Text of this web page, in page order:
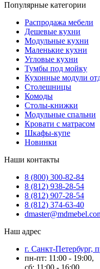
Популярные категории
Распродажа мебели
Дешевые кухни
Модульные кухни
Маленькие кухни
Угловые кухни
Тумбы под мойку
Кухонные модули
Столешницы
Комоды
Столы-книжки
Модульные спальни
Кровати с матрасом
Шкафы-купе
Новинки
Наши контакты
8 (800) 300-82-84
8 (812) 938-28-54
8 (812) 907-28-54
8 (812) 374-63-40
Наш адрес
г. Санкт-Петербург,
пн-пт: 11:00 - 19:00,
сб: 11:00 - 16:00,